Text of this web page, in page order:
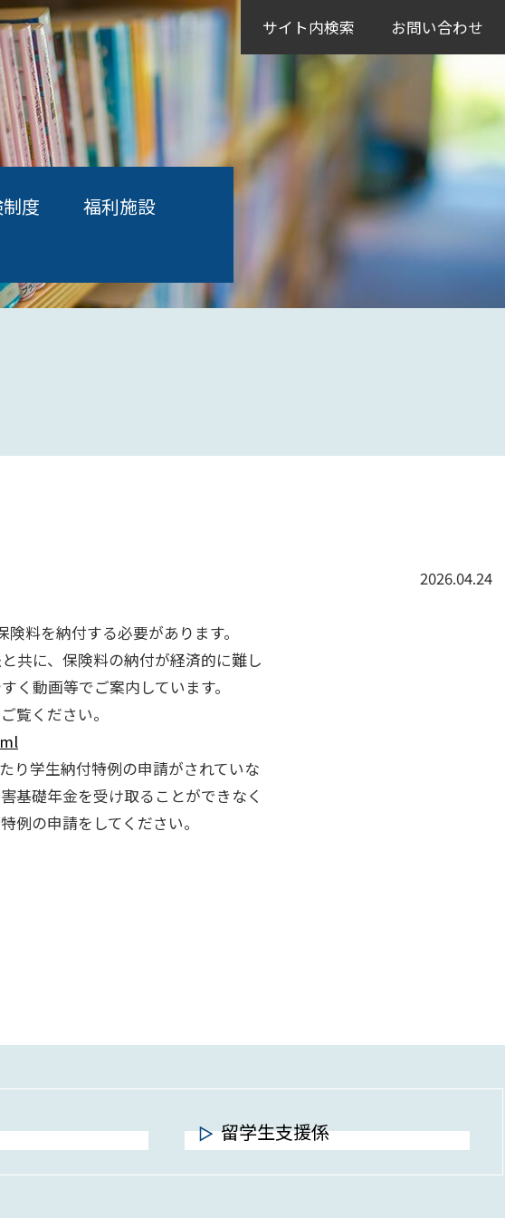
サイト内検索 お問い合わせ
度
福利施設
2026.04.24
料を納付する必要があります。
共に、保険料の納付が経済的に難し
く動画等でご案内しています。
覧ください。
り学生納付特例の申請がされていな
基礎年金を受け取ることができなく
例の申請をしてください。
留学生支援係